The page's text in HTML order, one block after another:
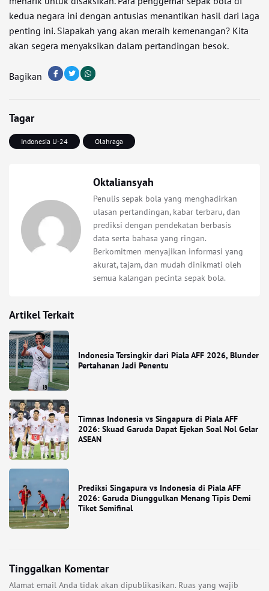
kedua negara ini dengan antusias menantikan hasil dari laga
penting ini. Siapakah yang akan meraih kemenangan? Kita
akan segera menyaksikan dalam pertandingan besok.
Bagikan
Tagar
Indonesia U-24 Olahraga
Oktaliansyah
Penulis sepak bola yang menghadirkan
ulasan pertandingan, kabar terbaru, dan
prediksi dengan pendekatan berbasis
data serta bahasa yang ringan.
Berkomitmen menyajikan informasi yang
akurat, tajam, dan mudah dinikmati oleh
semua kalangan pecinta sepak bola.
Artikel Terkait
Indonesia Tersingkir dari Piala AFF 2026, Blunder
Pertahanan Jadi Penentu
Timnas Indonesia vs Singapura di Piala AFF
2026: Skuad Garuda Dapat Ejekan Soal Nol Gelar
ASEAN
Prediksi Singapura vs Indonesia di Piala AFF
2026: Garuda Diunggulkan Menang Tipis Demi
Tiket Semifinal
Tinggalkan Komentar
Alamat email Anda tidak akan dipublikasikan. Ruas yang wajib